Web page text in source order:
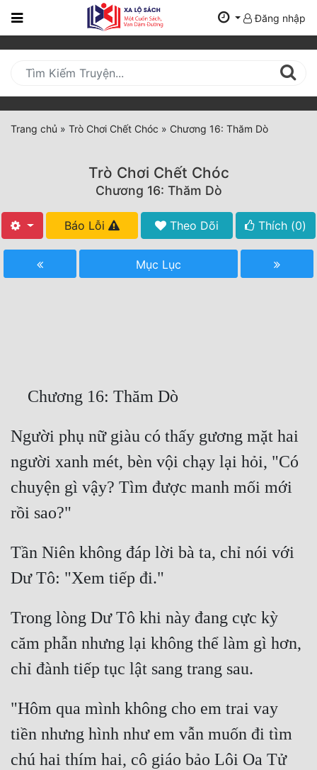
Trang
Mới
Cập
Nhật
(current)
Tất Cả
Truyện Convert
Truyện ngắn
Xa Lộ Dịch
Cung Đấu
Cổ Tiên Hiệp
Cổ Đại
Du Hí
Dã Sử
Dị Giới
Dị Năng
Đăng nhập
Trang chủ » Trò Chơi Chết Chóc » Chương 16: Thăm Dò
Trò Chơi Chết Chóc
Chương 16: Thăm Dò
Báo Lỗi Theo Dõi Thích (0)
Mục Lục
Người phụ nữ giàu có thấy gương mặt hai
người xanh mét, bèn vội chạy lại hỏi, "Có
chuyện gì vậy? Tìm được manh mối mới
Tần Niên không đáp lời bà ta, chỉ nói với
Trong lòng Dư Tô khi này đang cực kỳ
căm phẫn nhưng lại không thể làm gì hơn,
"Hôm qua mình không cho em trai vay
tiền nhưng hình như em vẫn muốn đi tìm
chú hai thím hai, cô giáo bảo Lôi Oa Tử